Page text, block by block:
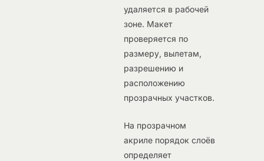
удаляется в рабочей
зоне. Макет
проверяется по
размеру, вылетам,
разрешению и
расположению
прозрачных участков.
На прозрачном
акриле порядок слоёв
определяет